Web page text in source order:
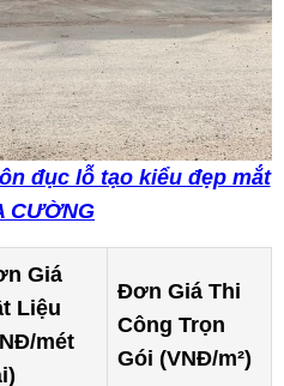
đục lỗ tạo kiểu đẹp mắt
CƯỜNG
Giá
Liệu
mét
Đơn Giá Thi
Công Trọn
Gói (VNĐ/m²)